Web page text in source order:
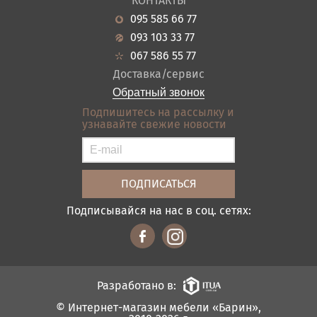
Кухня
Прихожие
Ванная
Акции
Новости
Гарантия
Кредит
Оплата и доставка
Отзывы
Контакты
Карта сайта
Условия покупки
095 585 66 77
093 103 33 77
067 586 55 77
Доставка/сервис
Обратный звонок
Подпишитесь на рассылку и
узнавайте свежие новости
Подписывайся на нас в соц. сетях:
© Интернет-магазин мебели «Барин»,
Разработано в: